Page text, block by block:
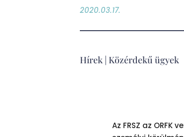
2020.03.17.
Hírek Közérdekű ügyek
Az FRSZ az